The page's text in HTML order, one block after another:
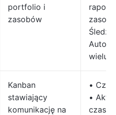
portfolio i
zasobów
wielu
Kanban
stawiający
komunikację na
•
•
czasie